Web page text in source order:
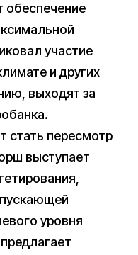
обеспечение
участие
и других
выходят за
стать пересмотр
выступает
уровня